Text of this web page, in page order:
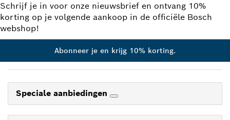
Schrijf je in voor onze nieuwsbrief en ontvang 10%
korting op je volgende aankoop in de officiële Bosch
webshop!
Abonneer je en krijg 10% korting.
Speciale aanbiedingen